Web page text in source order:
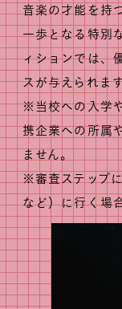
音楽の才能を持
一歩となる特別
ィションでは、
スが与えられま
※当校への入学
携企業への所属
ません。
※審査ステップ
など）に行く場